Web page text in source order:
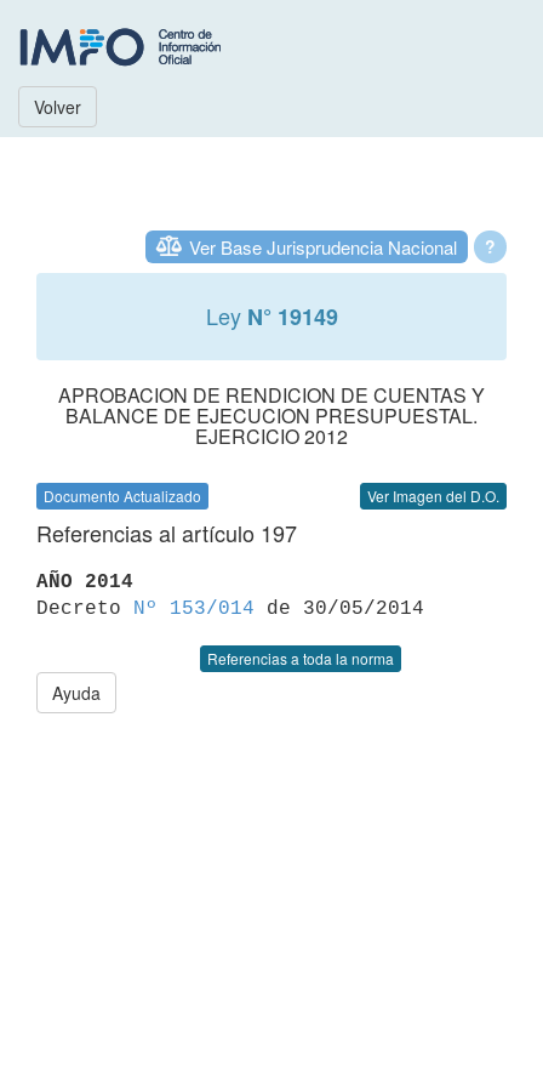
Volver
?
Ver Base Jurisprudencia Nacional
Ley N° 19149
APROBACION DE RENDICION DE CUENTAS Y
BALANCE DE EJECUCION PRESUPUESTAL.
EJERCICIO 2012
Documento Actualizado Ver Imagen del D.O.
Referencias al artículo 197
AÑO 2014
Decreto
Nº 153/014
Referencias a toda la norma
Ayuda